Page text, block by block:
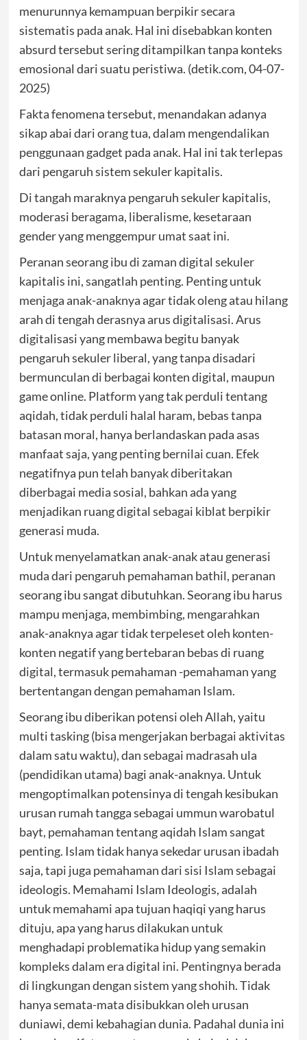
menurunnya kemampuan berpikir secara
sistematis pada anak. Hal ini disebabkan konten
absurd tersebut sering ditampilkan tanpa konteks
emosional dari suatu peristiwa. (detik.com, 04-07-
2025)
Fakta fenomena tersebut, menandakan adanya
sikap abai dari orang tua, dalam mengendalikan
penggunaan gadget pada anak. Hal ini tak terlepas
dari pengaruh sistem sekuler kapitalis.
Di tangah maraknya pengaruh sekuler kapitalis,
moderasi beragama, liberalisme, kesetaraan
gender yang menggempur umat saat ini.
Peranan seorang ibu di zaman digital sekuler
kapitalis ini, sangatlah penting. Penting untuk
menjaga anak-anaknya agar tidak oleng atau hilang
arah di tengah derasnya arus digitalisasi. Arus
digitalisasi yang membawa begitu banyak
pengaruh sekuler liberal, yang tanpa disadari
bermunculan di berbagai konten digital, maupun
game online. Platform yang tak perduli tentang
aqidah, tidak perduli halal haram, bebas tanpa
batasan moral, hanya berlandaskan pada asas
manfaat saja, yang penting bernilai cuan. Efek
negatifnya pun telah banyak diberitakan
diberbagai media sosial, bahkan ada yang
menjadikan ruang digital sebagai kiblat berpikir
generasi muda.
Untuk menyelamatkan anak-anak atau generasi
muda dari pengaruh pemahaman bathil, peranan
seorang ibu sangat dibutuhkan. Seorang ibu harus
mampu menjaga, membimbing, mengarahkan
anak-anaknya agar tidak terpeleset oleh konten-
konten negatif yang bertebaran bebas di ruang
digital, termasuk pemahaman -pemahaman yang
bertentangan dengan pemahaman Islam.
Seorang ibu diberikan potensi oleh Allah, yaitu
multi tasking (bisa mengerjakan berbagai aktivitas
dalam satu waktu), dan sebagai madrasah ula
(pendidikan utama) bagi anak-anaknya. Untuk
mengoptimalkan potensinya di tengah kesibukan
urusan rumah tangga sebagai ummun warobatul
bayt, pemahaman tentang aqidah Islam sangat
penting. Islam tidak hanya sekedar urusan ibadah
saja, tapi juga pemahaman dari sisi Islam sebagai
ideologis. Memahami Islam Ideologis, adalah
untuk memahami apa tujuan haqiqi yang harus
dituju, apa yang harus dilakukan untuk
menghadapi problematika hidup yang semakin
kompleks dalam era digital ini. Pentingnya berada
di lingkungan dengan sistem yang shohih. Tidak
hanya semata-mata disibukkan oleh urusan
duniawi, demi kebahagian dunia. Padahal dunia ini